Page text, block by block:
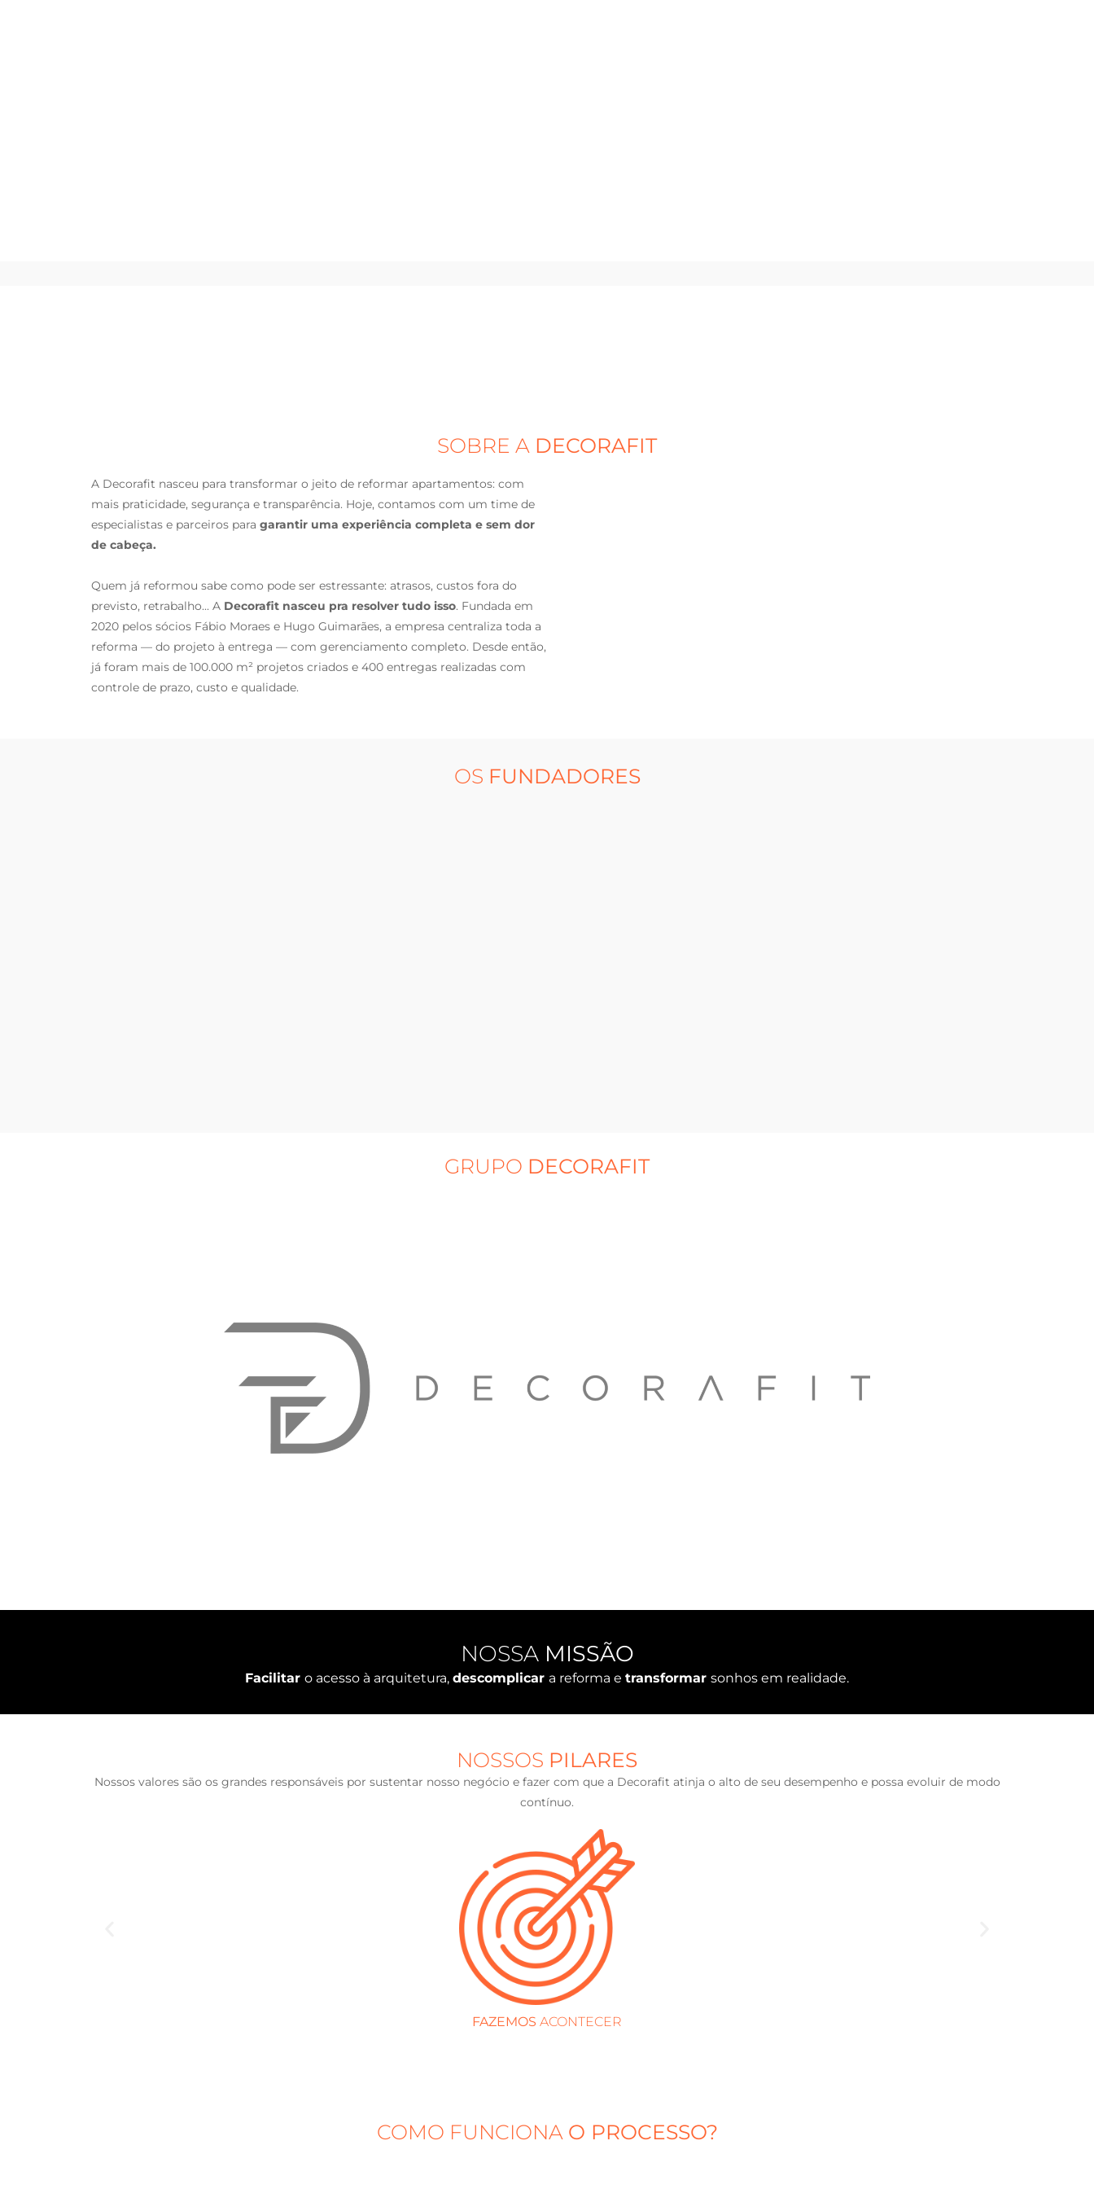
SOBRE A DECORAFIT
A Decorafit nasceu para transformar o jeito de reformar apartamentos: com
mais praticidade, segurança e transparência. Hoje, contamos com um time de
especialistas e parceiros para garantir uma experiência completa e sem dor
de cabeça.
Quem já reformou sabe como pode ser estressante: atrasos, custos fora do
previsto, retrabalho... A Decorafit nasceu pra resolver tudo isso. Fundada em
2020 pelos sócios Fábio Moraes e Hugo Guimarães, a empresa centraliza toda a
reforma — do projeto à entrega — com gerenciamento completo. Desde então,
já foram mais de 100.000 m² projetos criados e 400 entregas realizadas com
controle de prazo, custo e qualidade.
OS FUNDADORES
GRUPO DECORAFIT
NOSSA MISSÃO
Facilitar o acesso à arquitetura, descomplicar a reforma e transformar sonhos em realidade.
NOSSOS PILARES
Nossos valores são os grandes responsáveis por sustentar nosso negócio e fazer com que a Decorafit atinja o alto de seu desempenho e possa evoluir de modo
contínuo.
FAZEMOS ACONTECER
COMO FUNCIONA O PROCESSO?